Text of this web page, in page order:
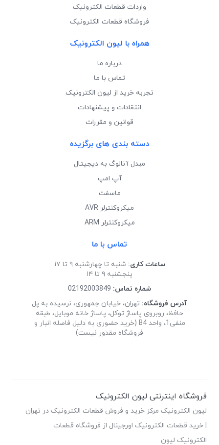
واردات قطعات الکترونیک
فروشگاه قطعات الکترونیک
همراه با لیون الکترونیک
درباره ما
تماس با ما
تجربه خرید از لیون الکترونیک
انتقادات و پیشنهادات
قوانین و مقررات
دسته بندی های برگزیده
مبدل آنالوگ به دیجیتال
آپ امپ
ماسفت
میکروکنترلر AVR
میکروکنترلر ARM
تماس با ما
ساعات کاری:شنبه تا چهارشنبه ۹ تا ۱۷
پنجشنبه ۹ تا ۱۴
شماره تماس: 02192003849
آدرس فروشگاه:تهران، خیابان جمهوری، نرسیده به پل
حافظ، روبروی پاساژ توکل، پاساژ خانه موبایل، طبقه
منفی1، واحد B4 (خرید حضوری به دلیل فاصله انبار و
فروشگاه مقدور نیست)
فروشگاه اینترنتی لیون الکترونیک
لیون الکترونیک مرکز خرید و فروش قطعات الکترونیک در تهران
| خرید قطعات الکترونیک اورجینال از فروشگاه قطعات
الکترونیک لیون